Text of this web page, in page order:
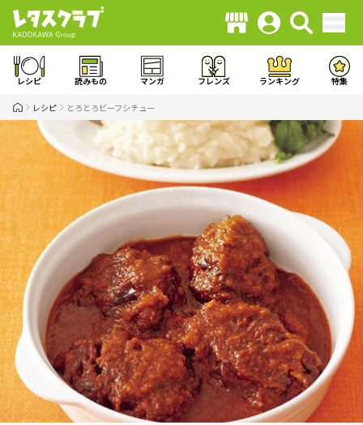
レシピ 読みもの マンガ フレンズ ランキング 特集
レシピ とろとろビーフシチュー